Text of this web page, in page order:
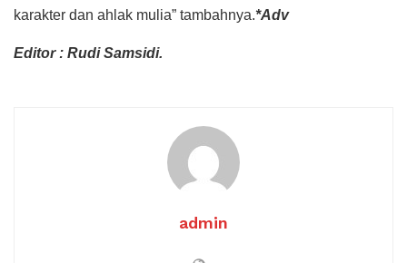
karakter dan ahlak mulia” tambahnya.*Adv
Editor : Rudi Samsidi.
admin